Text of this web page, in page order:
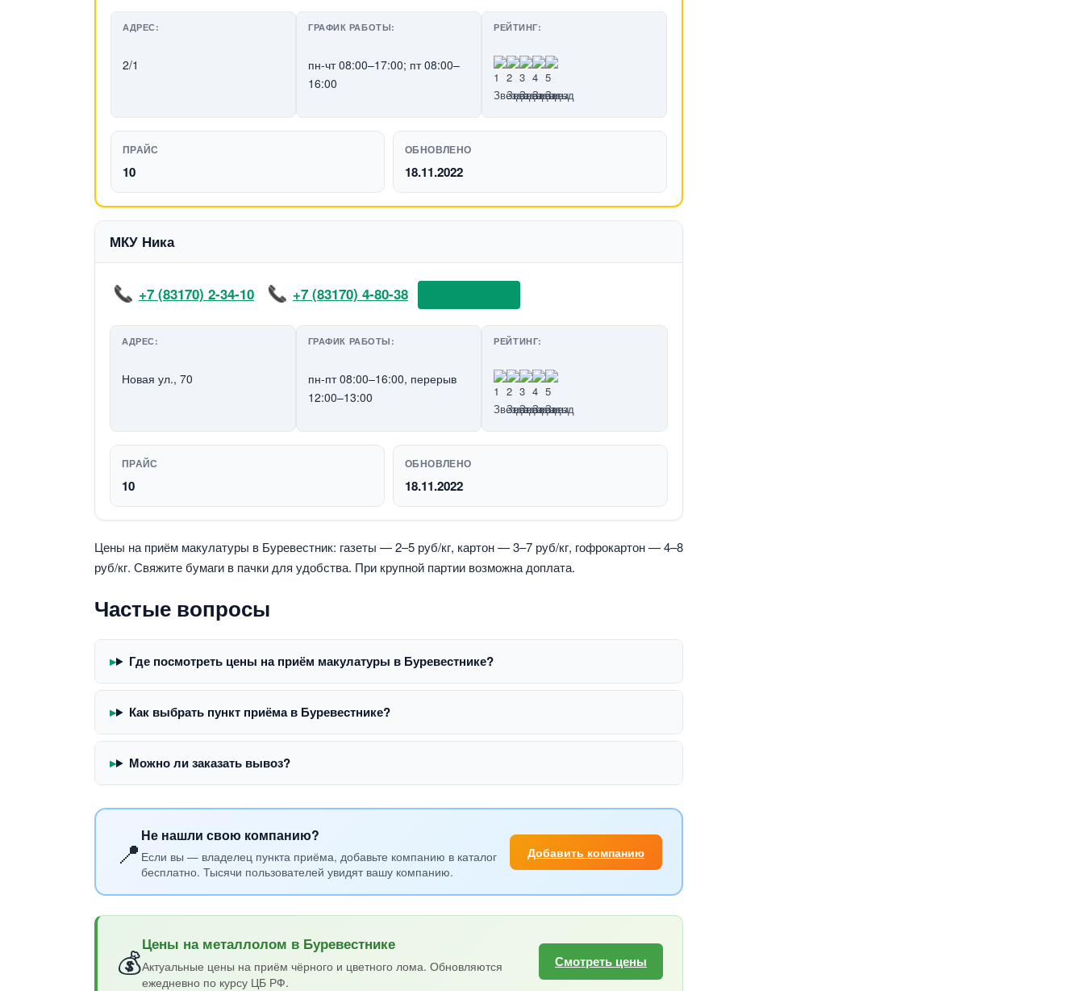
АДРЕС:
2/1
ГРАФИК РАБОТЫ:
пн-чт 08:00–17:00; пт 08:00–
16:00
РЕЙТИНГ:
ПРАЙС
10
ОБНОВЛЕНО
18.11.2022
МКУ Ника
+7 (83170) 2-34-10 +7 (83170) 4-80-38
АДРЕС:
Новая ул., 70
ГРАФИК РАБОТЫ:
пн-пт 08:00–16:00, перерыв
12:00–13:00
РЕЙТИНГ:
ПРАЙС
10
ОБНОВЛЕНО
18.11.2022
Цены на приём макулатуры в Буревестник: газеты — 2–5 руб/кг, картон — 3–7 руб/кг, гофрокартон — 4–8
руб/кг. Свяжите бумаги в пачки для удобства. При крупной партии возможна доплата.
Частые вопросы
Где посмотреть цены на приём макулатуры в Буревестнике?
Как выбрать пункт приёма в Буревестнике?
Можно ли заказать вывоз?
📍 Не нашли свою компанию?
Если вы — владелец пункта приёма, добавьте компанию в каталог
бесплатно. Тысячи пользователей увидят вашу компанию.
Добавить компанию
💰Цены на металлолом в Буревестнике
Актуальные цены на приём чёрного и цветного лома. Обновляются
ежедневно по курсу ЦБ РФ.
Смотреть цены